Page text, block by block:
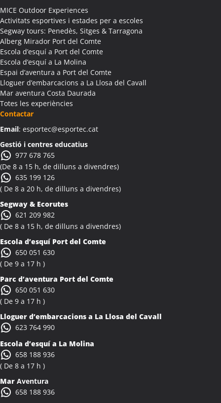
Colònies Escolars Albanyà
Activitats Teambuilding Empreses Albatàrrec
Activitats Família Amics Albatàrrec
Colònies Escolars Albatàrrec
Activitats Teambuilding Empreses Albesa
Activitats Família Amics Albesa
Colònies Escolars Albesa
Activitats Teambuilding Empreses Albi
Activitats Família Amics Albi
Colònies Escolars Albi
Activitats Teambuilding Empreses Albinyana
Activitats Família Amics Albinyana
Colònies Escolars Albinyana
Activitats Teambuilding Empreses Albiol
Activitats Família Amics Albiol
Colònies Escolars Albiol
Activitats Teambuilding Empreses Albocàsser
Colònies Escolars Albocàsser
Activitats Teambuilding Empreses Albons
Colònies Escolars Albons
Activitats Teambuilding Empreses Alcalà de Xivert
Colònies Escolars Alcalà de Xivert
Activitats Família Amics Alcanar
Colònies Escolars Alcanar
Activitats Família Amics Alcanó
MICE Outdoor Experiences
Activitats esportives i estades per a escoles
Segway tours: Penedès, Sitges & Tarragona
Alberg Mirador Port del Comte
Escola d’esquí a Port del Comte
Escola d’esquí a La Molina
Espai d’aventura a Port del Comte
Lloguer d’embarcacions a La Llosa del Cavall
Mar aventura Costa Daurada
Totes les experiències
Contactar
Email: esportec@esportec.cat
Gestió i centres educatius
977 678 765
(De 8 a 15 h, de dilluns a divendres)
635 199 126
( De 8 a 20 h, de dilluns a divendres)
Segway & Ecorutes
621 209 982
( De 8 a 15 h, de dilluns a divendres)
Escola d’esquí Port del Comte
650 051 630
( De 9 a 17 h )
Parc d’aventura Port del Comte
650 051 630
( De 9 a 17 h )
Lloguer d’embarcacions a La Llosa del Cavall
623 764 990
Escola d’esquí a La Molina
658 188 936
( De 8 a 17 h )
Mar Aventura
658 188 936